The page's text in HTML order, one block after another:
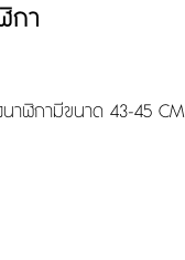
กา
าฬิกามีขนาด 43-45 CM